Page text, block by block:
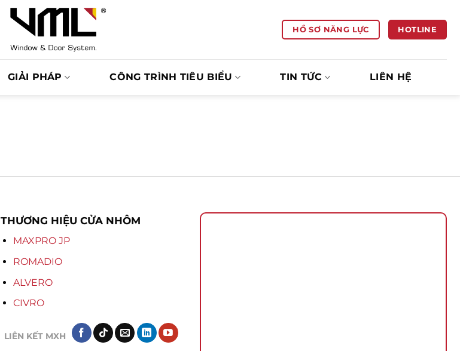
HỒ SƠ NĂNG LỰC HOTLINE
GIẢI PHÁP CÔNG TRÌNH TIÊU BIỂU TIN TỨC LIÊN HỆ
THƯƠNG HIỆU CỬA NHÔM
MAXPRO JP
ROMADIO
ALVERO
CIVRO
LIÊN KẾT MXH